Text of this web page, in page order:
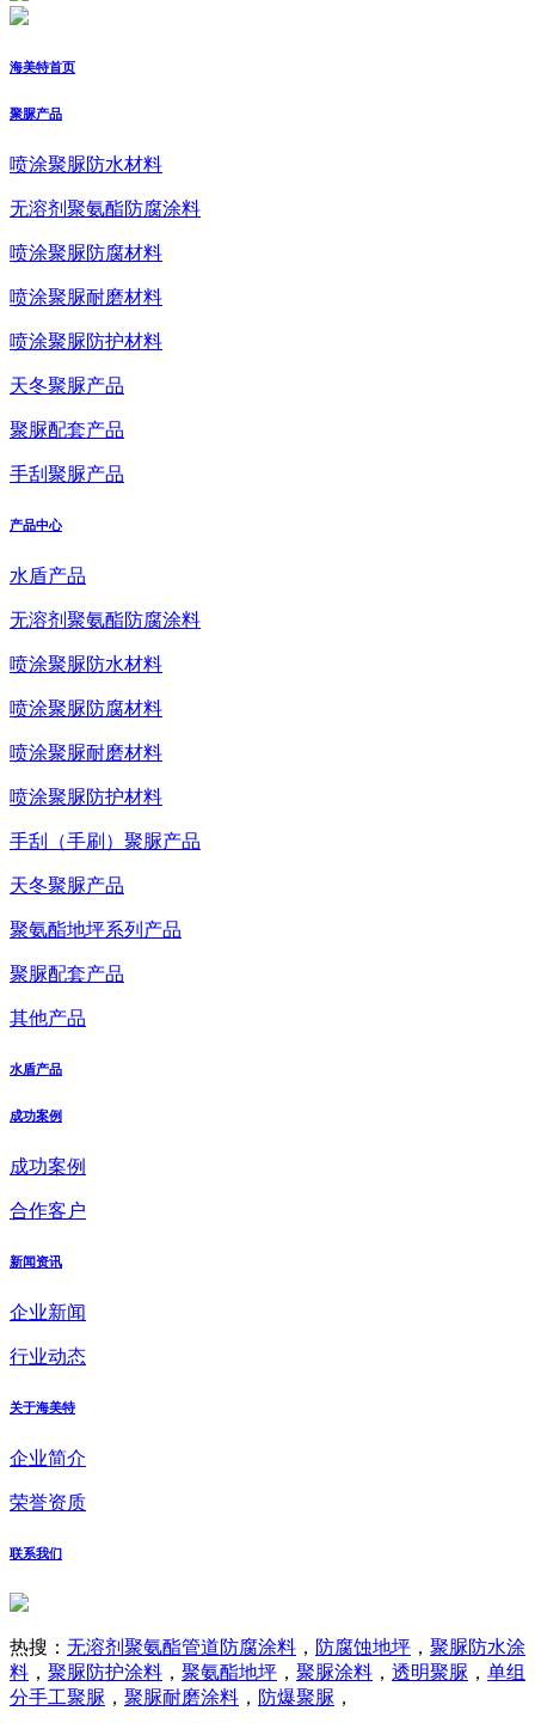
海美特首页
聚脲产品
喷涂聚脲防水材料
无溶剂聚氨酯防腐涂料
喷涂聚脲防腐材料
喷涂聚脲耐磨材料
喷涂聚脲防护材料
天冬聚脲产品
聚脲配套产品
手刮聚脲产品
产品中心
水盾产品
无溶剂聚氨酯防腐涂料
喷涂聚脲防水材料
喷涂聚脲防腐材料
喷涂聚脲耐磨材料
喷涂聚脲防护材料
手刮（手刷）聚脲产品
天冬聚脲产品
聚氨酯地坪系列产品
聚脲配套产品
其他产品
水盾产品
成功案例
成功案例
合作客户
新闻资讯
企业新闻
行业动态
关于海美特
企业简介
荣誉资质
联系我们
热搜： 无溶剂聚氨酯管道防腐涂料 ， 防腐蚀地坪 ， 聚脲防水涂
料 ， 聚脲防护涂料 ， 聚氨酯地坪 ， 聚脲涂料 ， 透明聚脲 ， 单组
分手工聚脲 ， 聚脲耐磨涂料 ， 防爆聚脲 ，